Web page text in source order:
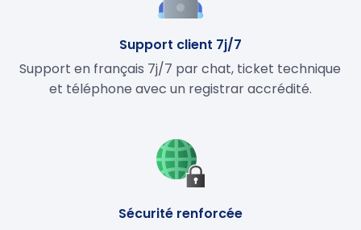
Support client 7j/7
Support en français 7j/7 par chat, ticket technique
et téléphone avec un registrar accrédité.
Sécurité renforcée